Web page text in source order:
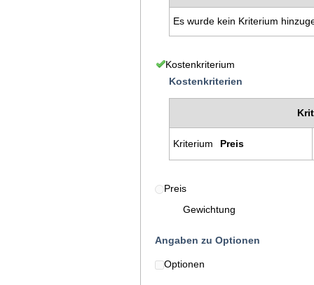
Es wurde kein Kriterium
Kostenkriterium
Kostenkriterien
Kriterium Preis
Preis
Gewichtung
Angaben zu Optionen
Optionen